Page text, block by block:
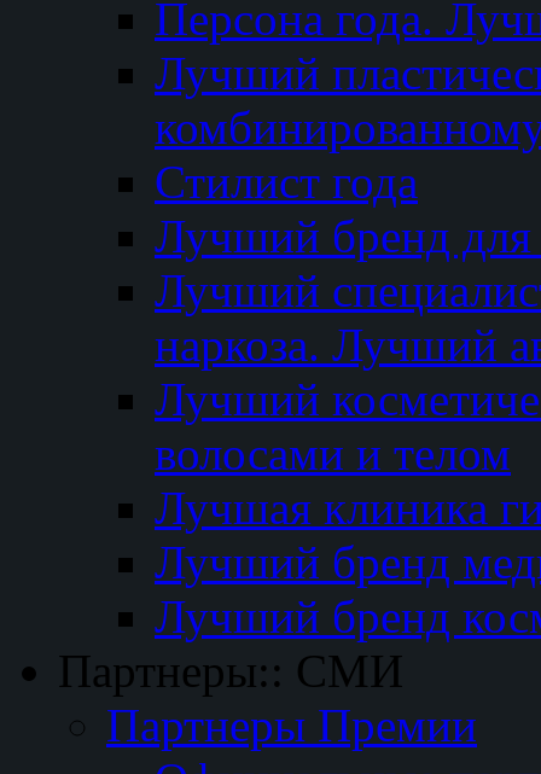
Персона года.
Лучший
Стилист года
Лучший бренд
Лучший
наркоза. Лучший
Лучший
волосами и телом
Лучшая клиника
Лучший бренд
Лучший бренд
Партнеры:: СМИ
Партнеры Премии